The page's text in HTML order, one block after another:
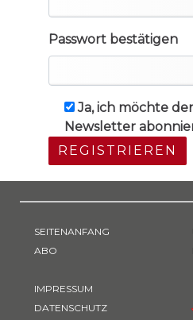
Passwort bestätigen
Ja, ich möchte
Newsletter
REGISTRIEREN
SEITENANFANG
ABO
IMPRESSUM
DATENSCHUTZ